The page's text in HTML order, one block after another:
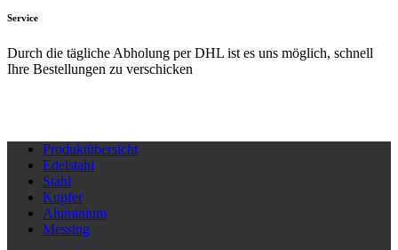
Service
Durch die tägliche Abholung per DHL ist es uns möglich, schnell
Ihre Bestellungen zu verschicken
Produktübersicht
Edelstahl
Stahl
Kupfer
Aluminium
Messing